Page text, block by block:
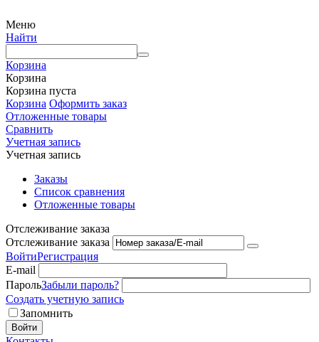
Меню
Найти
Корзина
Корзина
Корзина пуста
Корзина Оформить заказ
Отложенные товары
Сравнить
Учетная запись
Учетная запись
Заказы
Список сравнения
Отложенные товары
Отслеживание заказа
Отслеживание заказа
ВойтиРегистрация
E-mail
ПарольЗабыли пароль?
Создать учетную запись
Запомнить
Войти